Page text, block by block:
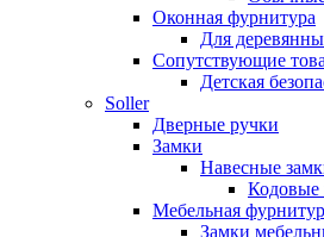
Оконная фурнитура
Для
Сопутствующие
Детская
Soller
Дверные ручки
Замки
Навесные
Кодовые
Мебельная
Замки